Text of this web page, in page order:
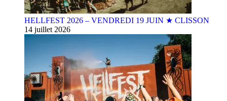
HELLFEST 2026 – VENDREDI 19 JUIN ★ CLISSON
14 juillet 2026